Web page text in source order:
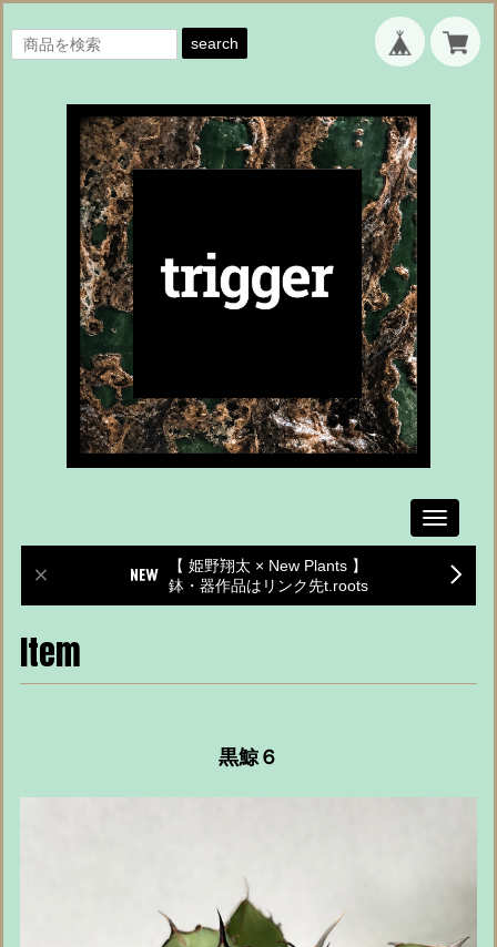
search
Toggle
【 姫野翔太 × New Plants 】
鉢・器作品はリンク先t.roots
Item
黒鯨６